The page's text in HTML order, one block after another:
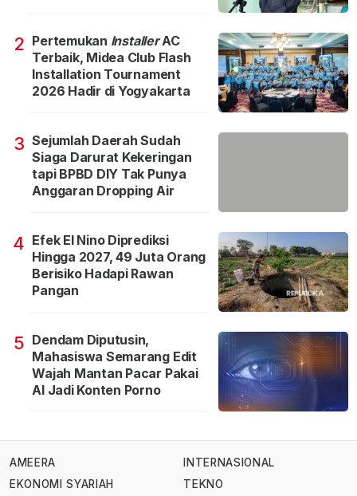
2 Pertemukan InstallerAC
Terbaik, Midea Club Flash
Installation Tournament
2026 Hadir di Yogyakarta
3 Sejumlah Daerah Sudah
Siaga Darurat Kekeringan
tapi BPBD DIY Tak Punya
Anggaran Dropping Air
4 Efek El Nino Diprediksi
Hingga 2027, 49 Juta Orang
Berisiko Hadapi Rawan
Pangan
5 Dendam Diputusin,
Mahasiswa Semarang Edit
Wajah Mantan Pacar Pakai
AI Jadi Konten Porno
AMEERA
EKONOMI SYARIAH
INTERNASIONAL
TEKNO